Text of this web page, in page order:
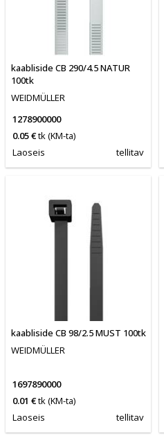
kaabliside CB 290/4.5 NATUR
100tk
WEIDMÜLLER
1278900000
0.05 €tk(KM-ta)
Laoseis
tellitav
kaabliside CB 98/2.5 MUST 100tk
WEIDMÜLLER
1697890000
0.01 €tk(KM-ta)
Laoseis
tellitav